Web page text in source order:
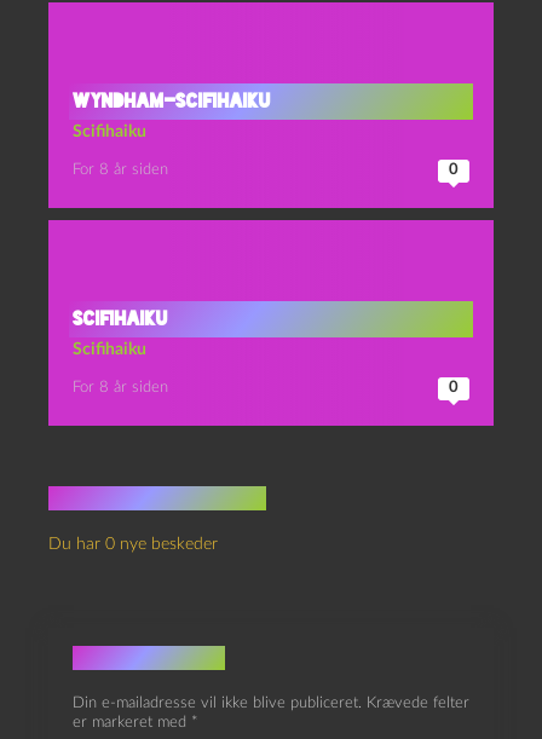
Wyndham-scifihaiku
Scifihaiku
For 8 år siden 0
Scifihaiku
Scifihaiku
For 8 år siden 0
Du har 0 nye beskeder
Skriv et svar
Din e-mailadresse vil ikke blive publiceret. Krævede felter
er markeret med *